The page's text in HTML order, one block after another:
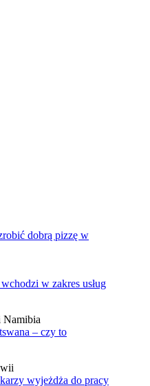
dobrą pizzę w
w zakres usług
– czy to
wyjeżdża do pracy